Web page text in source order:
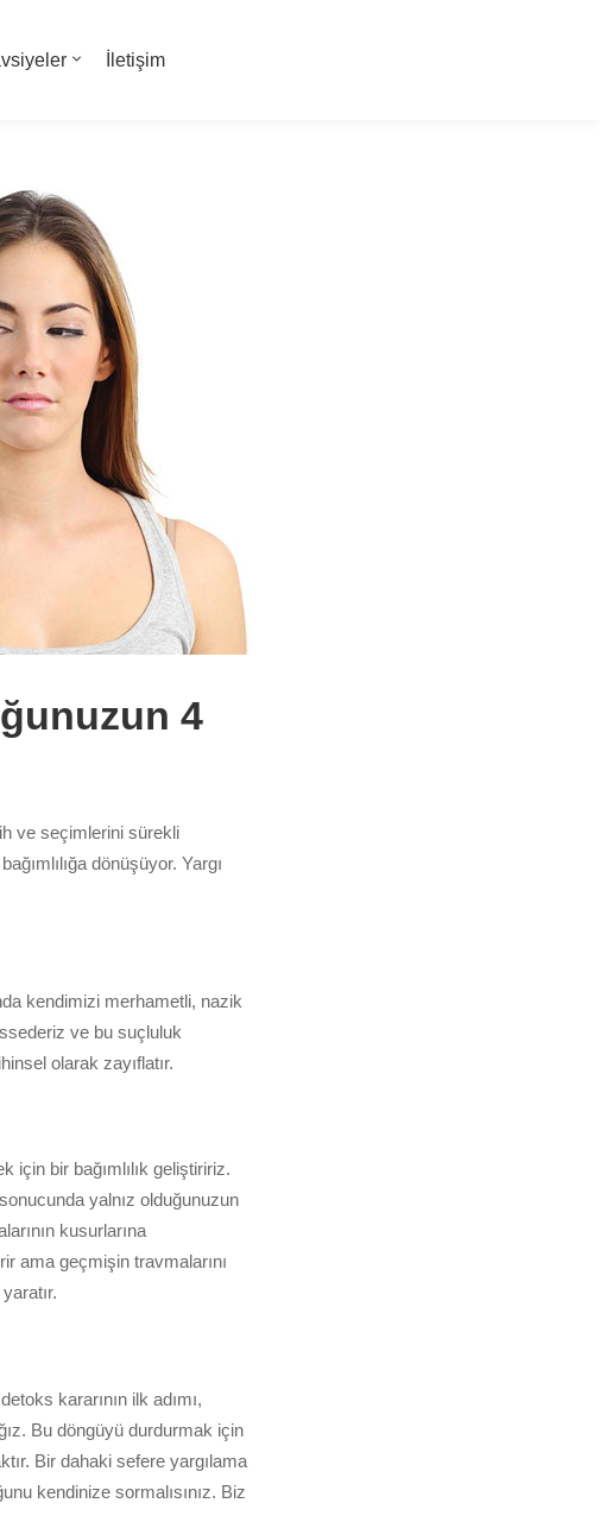
İletişim
4
ve seçimlerini sürekli
dönüşüyor. Yargı
kendimizi merhametli, nazik
ve bu suçluluk
olarak zayıflatır.
bir bağımlılık geliştiririz.
yalnız olduğunuzun
kusurlarına
ama geçmişin travmalarını
kararının ilk adımı,
Bu döngüyü durdurmak için
Bir dahaki sefere yargılama
kendinize sormalısınız. Biz